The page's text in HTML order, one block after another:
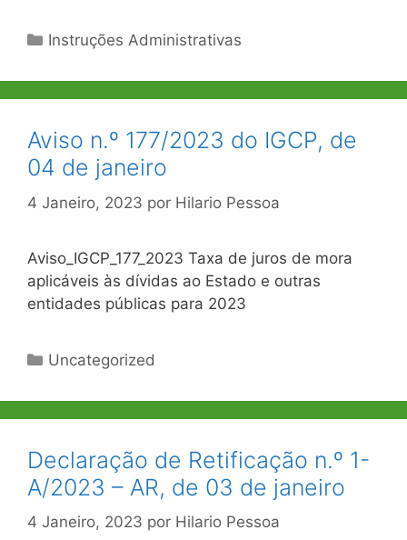
Categorias
Instruções Administrativas
Aviso n.º 177/2023 do IGCP, de
04 de janeiro
4 Janeiro, 2023 por Hilario Pessoa
Aviso_IGCP_177_2023 Taxa de juros de mora
aplicáveis às dívidas ao Estado e outras
entidades públicas para 2023
Categorias
Uncategorized
Declaração de Retificação n.º 1-
A/2023 – AR, de 03 de janeiro
4 Janeiro, 2023 por Hilario Pessoa